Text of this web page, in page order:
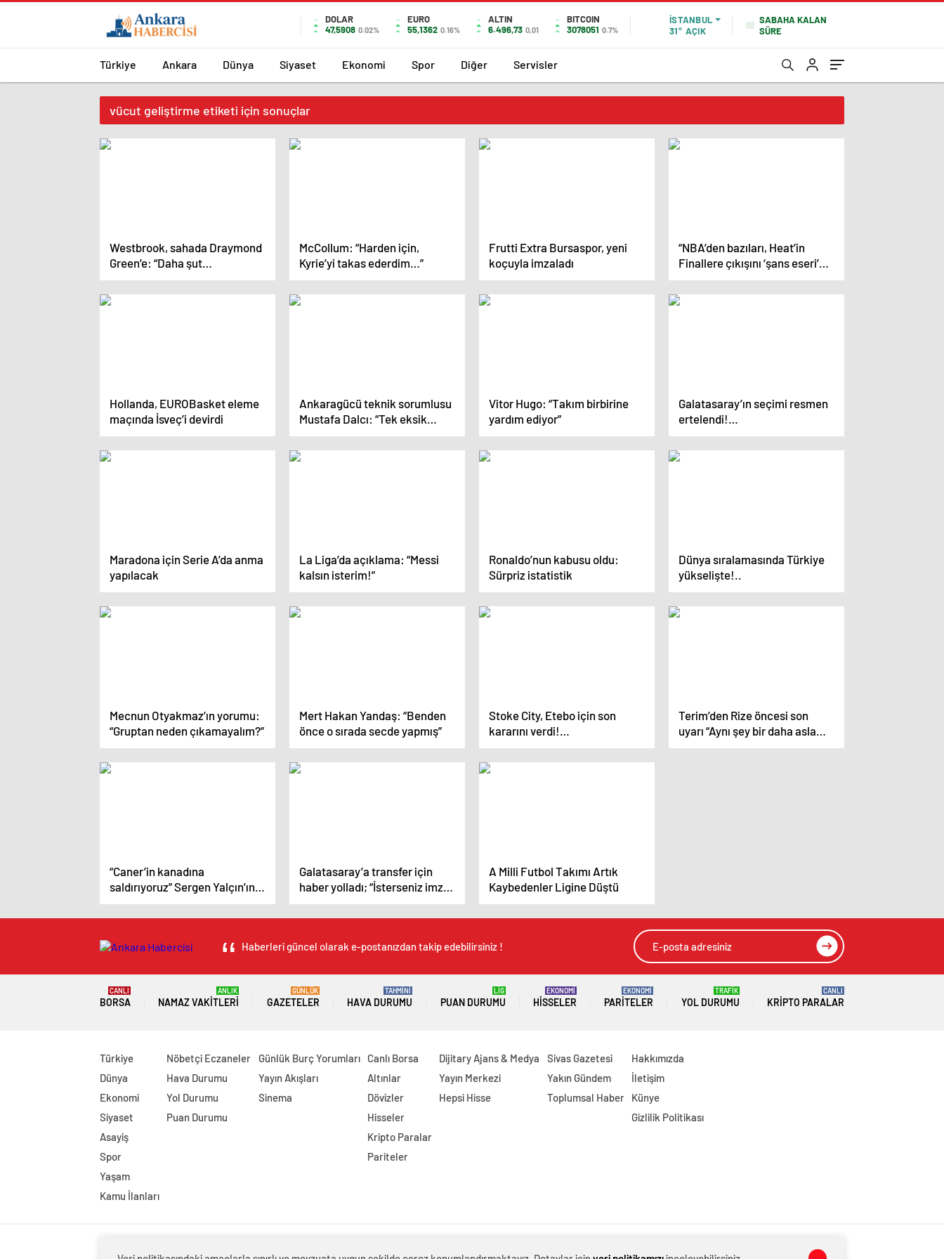
DOLAR
47,5908 0.02%
EURO
55,1362 0.16%
ALTIN
6.496,73 0,01
BITCOIN
3078051 0.7%
İSTANBUL
31° AÇIK
SABAHA KALAN
SÜRE
Türkiye Ankara Dünya Siyaset Ekonomi Spor Diğer Servisler
vücut geliştirme etiketi için sonuçlar
Westbrook, sahada Draymond
Green’e: “Daha şut
atamıyorsun!”
McCollum: “Harden için,
Kyrie’yi takas ederdim…”
Frutti Extra Bursaspor, yeni
koçuyla imzaladı
“NBA’den bazıları, Heat’in
Finallere çıkışını ‘şans eseri’
olarak görüyor” iddiası
Hollanda, EUROBasket eleme
maçında İsveç’i devirdi
Ankaragücü teknik sorumlusu
Mustafa Dalcı: “Tek eksik
goldü”
Vitor Hugo: “Takım birbirine
yardım ediyor”
Galatasaray’ın seçimi resmen
ertelendi!…
Maradona için Serie A’da anma
yapılacak
La Liga’da açıklama: “Messi
kalsın isterim!”
Ronaldo’nun kabusu oldu:
Sürpriz istatistik
Dünya sıralamasında Türkiye
yükselişte!..
Mecnun Otyakmaz’ın yorumu:
“Gruptan neden çıkamayalım?”
Mert Hakan Yandaş: “Benden
önce o sırada secde yapmış”
Stoke City, Etebo için son
kararını verdi!…
Terim’den Rize öncesi son
uyarı “Aynı şey bir daha asla
olmasın”
“Caner’in kanadına
saldırıyoruz” Sergen Yalçın’ın
hücum planları
Galatasaray’a transfer için
haber yolladı; “İsterseniz imza
atarım”
A Milli Futbol Takımı Artık
Kaybedenler Ligine Düştü
Haberleri güncel olarak e-postanızdan takip edebilirsiniz !
BORSA
CANLI
NAMAZ VAKITLERI
ANLIK
GAZETELER
GÜNLÜK
HAVA DURUMU
TAHMİNİ
PUAN DURUMU
LİG
HISSELER
EKONOMİ
PARITELER
EKONOMİ
YOL DURUMU
TRAFİK
KRIPTO PARALAR
CANLI
Türkiye
Dünya
Ekonomi
Siyaset
Asayiş
Spor
Yaşam
Kamu İlanları
Nöbetçi Eczaneler
Hava Durumu
Yol Durumu
Puan Durumu
Günlük Burç Yorumları
Yayın Akışları
Sinema
Canlı Borsa
Altınlar
Dövizler
Hisseler
Kripto Paralar
Pariteler
Dijitary Ajans & Medya
Yayın Merkezi
Hepsi Hisse
Sivas Gazetesi
Yakın Gündem
Toplumsal Haber
Hakkımızda
İletişim
Künye
Gizlilik Politikası